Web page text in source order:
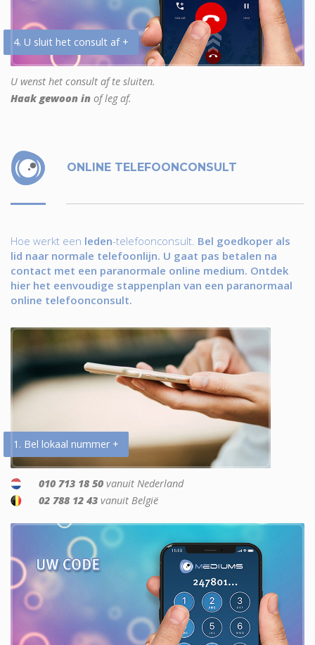
4. U sluit het consult af +
U wenst het consult af te sluiten.
Haak gewoon in of leg af.
ONLINE TELEFOONCONSULT
Hoe werkt een leden-telefoonconsult. Bel goedkoper als
lid naar normale telefoonlijn. U gaat pas betalen na
contact met een paranormale online medium. Ontdek
hier het eenvoudige stappenplan van een paranormaal
online telefoonconsult.
1. Bel lokaal nummer +
010 713 18 50 vanuit Nederland
02 788 12 43 vanuit België